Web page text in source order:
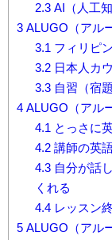
2.3AI（人工
3 ALUGO（アル
3.1 フィリピ
3.2日本人カ
3.3自習（宿題
4 ALUGO（アル
4.1 とっさに
4.2講師の英
4.3自分が話
くれる
4.4レッスン
5 ALUGO（アル